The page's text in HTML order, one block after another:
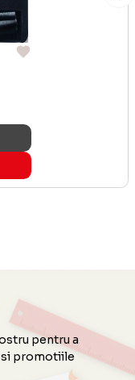
pentru a
si promotiile